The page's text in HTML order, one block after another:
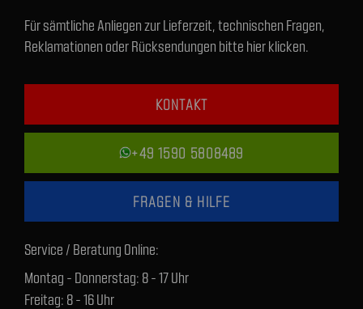
Für sämtliche Anliegen zur Lieferzeit, technischen Fragen,
Reklamationen oder Rücksendungen bitte hier klicken.
KONTAKT
+49 1590 5808489
FRAGEN & HILFE
Service / Beratung Online:
Montag - Donnerstag: 8 - 17 Uhr
Freitag: 8 - 16 Uhr